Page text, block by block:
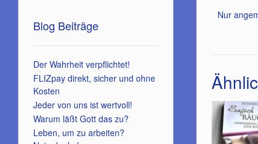
Nur
Blog Beiträge
Der Wahrheit verpflichtet!
FLIZpay direkt, sicher und ohne
Kosten
Jeder von uns ist wertvoll!
Warum läßt Gott das zu?
Leben, um zu arbeiten?